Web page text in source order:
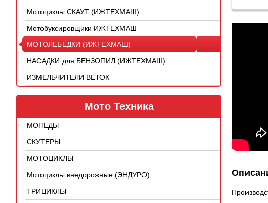
Мотоциклы СКАУТ (ИЖТЕХМАШ)
Мотобуксировщики ИЖТЕХМАШ
МОТОЛЕБЁДКИ (ИЖТЕХМАШ)
НАСАДКИ для БЕНЗОПИЛ (ИЖТЕХМАШ)
ИЗМЕЛЬЧИТЕЛИ ВЕТОК
Мото Техника
МОПЕДЫ
СКУТЕРЫ
МОТОЦИКЛЫ
Мотоциклы внедорожные (ЭНДУРО)
ТРИЦИКЛЫ